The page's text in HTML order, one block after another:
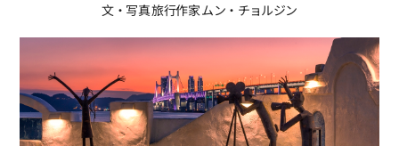
文・写真 旅行作家 ムン・チョルジン